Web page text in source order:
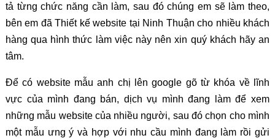
tả từng chức năng cần làm, sau đó chúng em sẽ làm theo,
bên em đã Thiết kế website tại Ninh Thuận cho nhiều khách
hàng qua hình thức làm việc này nên xin quý khách hãy an
tâm.
Để có website mẫu anh chị lên google gõ từ khóa về lĩnh
vực của mình đang bán, dịch vụ mình đang làm để xem
những mẫu website của nhiều người, sau đó chọn cho mình
một mẫu ưng ý và hợp với nhu cầu mình đang làm rồi gửi